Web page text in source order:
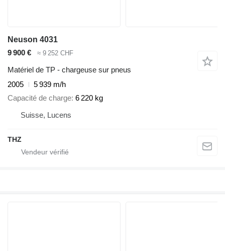
Neuson 4031
9 900 €
≈ 9 252 CHF
Matériel de TP - chargeuse sur pneus
2005
5 939 m/h
Capacité de charge 6 220 kg
Suisse, Lucens
THZ